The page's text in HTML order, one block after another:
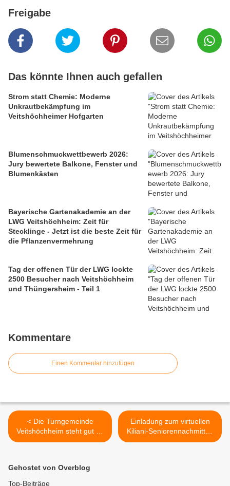
Freigabe
Das könnte Ihnen auch gefallen
Strom statt Chemie: Moderne
Unkrautbekämpfung im
Veitshöchheimer Hofgarten
Blumenschmuckwettbewerb 2026:
Jury bewertete Balkone, Fenster und
Blumenkästen
Bayerische Gartenakademie an der
LWG Veitshöchheim: Zeit für
Stecklinge - Jetzt ist die beste Zeit für
die Pflanzenvermehrung
Tag der offenen Tür der LWG lockte
2500 Besucher nach Veitshöchheim
und Thüngersheim - Teil 1
Kommentare
Einen Kommentar hinzufügen
< Die Turngemeinde
Veitshöchheim steht gut da
- Gute Gelegenheit für
Einladung zum virtuellen
Kiliani-Seniorennachmittag
2020 mit buntem Programm
Gehostet von Overblog
Top-Beiträge